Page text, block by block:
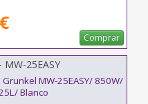
Comprar
MW-25EASY
MW-25EASY/ 850W/
Blanco